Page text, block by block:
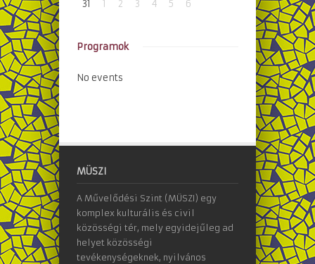
31
1 2 3 4 5 6
Programok
No events
MÜSZI
A Művelődési Szint (MÜSZI) egy
komplex kulturális és civil
közösségi tér, mely egyidejűleg ad
helyet közösségi
tevékenységeknek, nyilvános